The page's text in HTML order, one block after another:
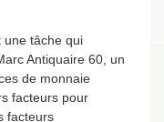
une tâche qui
Antiquaire 60, un
de monnaie
facteurs pour
facteurs